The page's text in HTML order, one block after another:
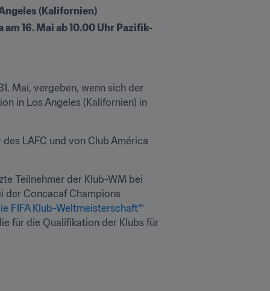
(Kalifornien)
16. Mai ab 10.00 Uhr Pazifik-
Mai, vergeben, wenn sich der
in Los Angeles (Kalifornien) in
LAFC und von Club América
Teilnehmer der Klub-WM bei
der Concacaf Champions
FIFA Klub-Weltmeisterschaft™
für die Qualifikation der Klubs für